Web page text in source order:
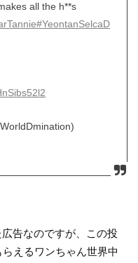
all the h**s
#YeontanSelcaD
告なのですが、この投
えるワンちゃん世界中